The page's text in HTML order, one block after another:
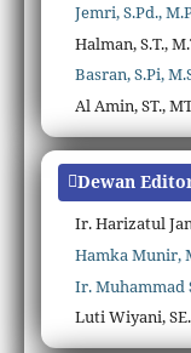
Jemri, S.Pd.,
Halman, S.T.,
Basran, S.Pi,
Al Amin, ST.,
Dewan
Ir. Harizatul
Hamka Munir,
Ir. Muhammad
Luti Wiyani,